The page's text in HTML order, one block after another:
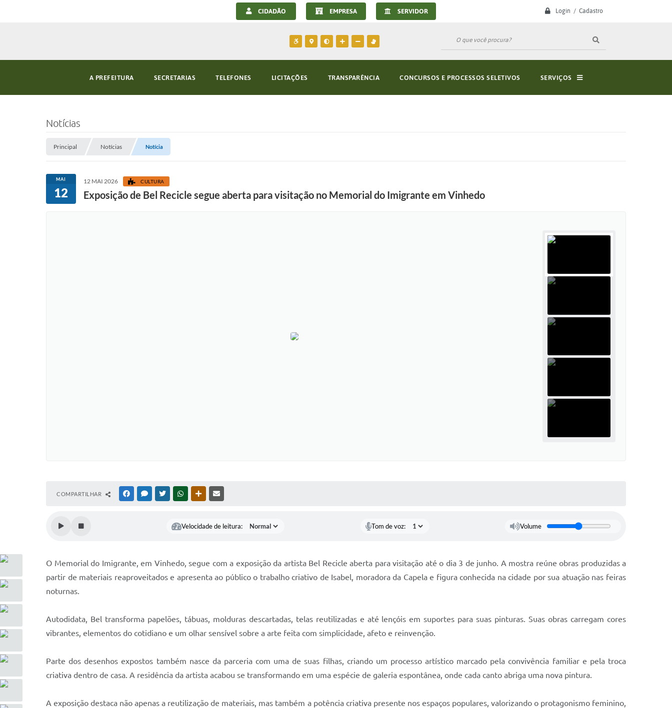
Login / Cadastro
CIDADÃO EMPRESA SERVIDOR
A PREFEITURA SECRETARIAS TELEFONES LICITAÇÕES TRANSPARÊNCIA CONCURSOS E PROCESSOS SELETIVOS SERVIÇOS
Notícias
Principal Notícias Notícia
MAI
12
12 MAI 2026 CULTURA
Exposição de Bel Recicle segue aberta para visitação no Memorial do Imigrante em Vinhedo
COMPARTILHAR FACEBOOKMESSENGER
TWITTERWHATSAPPOUTRAS MÍDIAS
Velocidade de leitura: Tom de voz: Volume
O Memorial do Imigrante, em Vinhedo, segue com a exposição da artista Bel Recicle aberta para visitação até o dia 3 de junho. A mostra reúne obras produzidas a
partir de materiais reaproveitados e apresenta ao público o trabalho criativo de Isabel, moradora da Capela e figura conhecida na cidade por sua atuação nas feiras
noturnas.
Autodidata, Bel transforma papelões, tábuas, molduras descartadas, telas reutilizadas e até lençóis em suportes para suas pinturas. Suas obras carregam cores
vibrantes, elementos do cotidiano e um olhar sensível sobre a arte feita com simplicidade, afeto e reinvenção.
Parte dos desenhos expostos também nasce da parceria com uma de suas filhas, criando um processo artístico marcado pela convivência familiar e pela troca
criativa dentro de casa. A residência da artista acabou se transformando em uma espécie de galeria espontânea, onde cada canto abriga uma nova pintura.
A exposição destaca não apenas a reutilização de materiais, mas também a potência criativa presente nos espaços populares, valorizando o protagonismo feminino,